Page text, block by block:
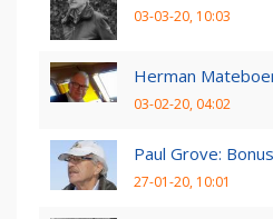
03-03-20, 10:03
Herman
03-02-20, 04:02
Paul Grove:
27-01-20, 10:01